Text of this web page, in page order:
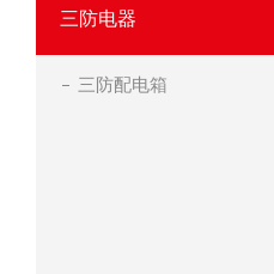
三防电器
三防配电箱